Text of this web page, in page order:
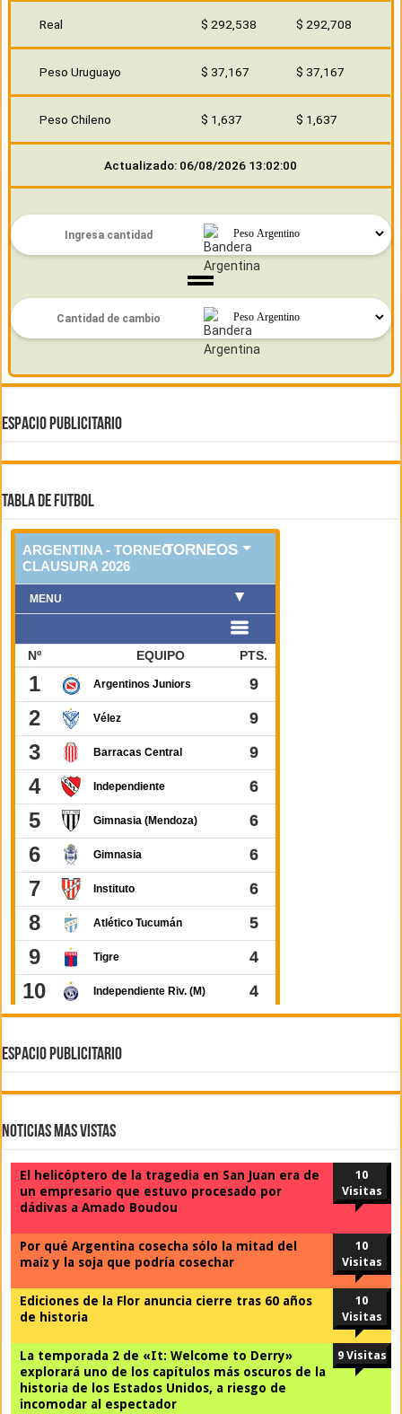
Real $ 292,538 $ 292,708
Peso Uruguayo $ 37,167 $ 37,167
Peso Chileno $ 1,637 $ 1,637
Actualizado: 06/08/2026 13:02:00
ESPACIO PUBLICITARIO
TABLA DE FUTBOL
ESPACIO PUBLICITARIO
Noticias Mas Vistas
El helicóptero de la tragedia en San Juan era de
un empresario que estuvo procesado por
dádivas a Amado Boudou
10
Visitas
Por qué Argentina cosecha sólo la mitad del
maíz y la soja que podría cosechar
10
Visitas
Ediciones de la Flor anuncia cierre tras 60 años
de historia
10
Visitas
La temporada 2 de «It: Welcome to Derry»
explorará uno de los capítulos más oscuros de la
historia de los Estados Unidos, a riesgo de
incomodar al espectador
9 Visitas